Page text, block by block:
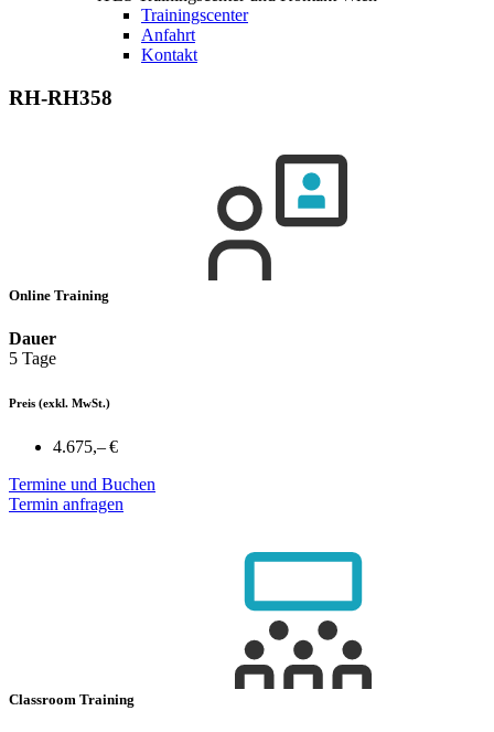
Trainingscenter
Anfahrt
Kontakt
RH-RH358
Online Training
Dauer
5 Tage
Preis (exkl. MwSt.)
4.675,– €
Termine und Buchen
Termin anfragen
Classroom Training